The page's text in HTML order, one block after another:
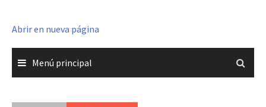
Abrir en nueva página
Menú principal